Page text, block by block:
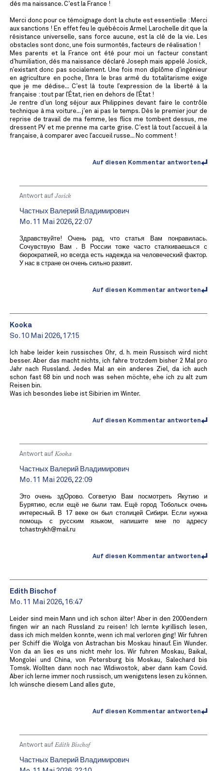
dés ma naissance. C’est la France !
Merci donc pour ce témoignage dont la chute est essentielle : Merci
aux sanctions ! En effet feu le québécois Armel Larochelle dit que la
résistance universelle, sans force aucune, est la clé de la vie. Les
obstacles sont donc, une fois surmontés, facteurs de réalisation !
Mes parents et la France ont été pour moi un facteur constant
d’humiliation, dés ma naissance déclaré Joseph mais appelé Josick,
n’existant donc pas socialement. Une fois mon diplôme d’ingénieur
en agriculture en poche, l’Inra le bras armé du totalitarisme exige
que je me dédise... C’est là toute l’expression de la liberté à la
française : tout par l’État, rien en dehors de l’État !
Je rentre d’un long séjour aux Philippines devant faire le contrôle
technique à ma voiture... j’en ai pas le temps. Dès le premier jour de
reprise de travail de ma femme, les flics me tombent dessus, me
dressent PV et me prenne ma carte grise. C’est là tout l’accueil à la
française, à comparer avec l’accueil russe... No comment !
Auf diesen Kommentar antworten
Antwort auf Josick
Частных Валерий Владимирович
Mo. 11 Mai 2026, 22:07
Здравствуйте! Очень рад, что статья Вам понравилась.
Сочувствую Вам . В России тоже часто сталкиваешься с
бюрократией, но всегда есть надежда на человеческий фактор.
У нас в стране он очень сильно развит.
Auf diesen Kommentar antworten
Kooka
So. 10 Mai 2026, 17:15
Ich habe leider kein russisches Ohr, d. h. mein Russisch wird nicht
besser. Aber das macht nichts, ich fahre trotzdem bisher 2 Mal pro
Jahr nach Russland. Jedes Mal an ein anderes Ziel, da ich auch
schon fast 68 bin und noch was sehen möchte, ehe ich zu alt zum
Reisen bin.
Was ich besondes liebe ist Sibirien im Winter.
Auf diesen Kommentar antworten
Antwort auf Kooka
Частных Валерий Владимирович
Mo. 11 Mai 2026, 22:09
Это очень здОрово. Согветую Вам посмотреть Якутию и
Бурятию, если ещё не были там. Ещё город Тобольск очень
интересный. В 17 веке он был столицей Сибири. Если нужна
помощь с русским языком, напишите мне по адресу
tchastnykh@mail.ru
Auf diesen Kommentar antworten
Edith Bischof
Mo. 11 Mai 2026, 16:47
Leider sind mein Mann und ich schon älter! Aber in den 2000endern
fingen wir an nach Russland zu reisen! Ich lernte kyrillisch lesen,
dass ich mich melden konnte, wenn ich mal verloren ging! Wir fuhren
per Schiff die Wolga von Astrachan bis Moskau hinauf. Ein Wunder.
Von da an lies es uns nicht mehr los. Wir fuhren Moskau, Baikal,
Mongolei und China, von Petersburg bis Moskau, Salechard bis
Tomsk. Wollten dann noch nac Wldiwostok, aber dann kam Covid.
Aber ich lerne immer noch russisch, um wenigstens lesen zu können.
Ich wünsche diesem Land alles gute,
Auf diesen Kommentar antworten
Antwort auf Edith Bischof
Частных Валерий Владимирович